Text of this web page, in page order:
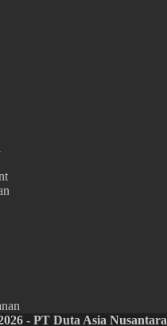
- PT Duta Asia Nusantara